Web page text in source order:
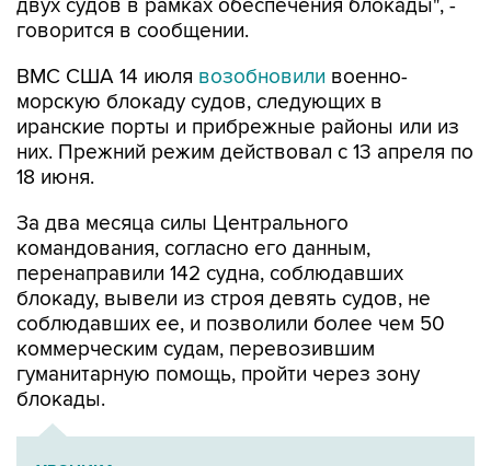
ВМС США 14 июлявозобновили
иранские порты и прибрежные районы или из
них. Прежний режим действовал с 13 апреля по
18 июня.
За два месяца силы Центрального
перенаправили 142 судна, соблюдавших
блокаду, вывели из строя девять судов, не
соблюдавших ее, и позволили более чем 50
коммерческим судам, перевозившим
гуманитарную помощь, пройти через зону
блокады.
ХРОНИКА
Операция Израиля и США против Ирана